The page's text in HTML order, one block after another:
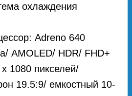
охлаждения
Adreno 640
AMOLED/ HDR/ FHD+
1080 пикселей/
19.5:9/ емкостный 10-